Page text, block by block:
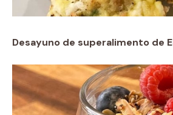
Desayuno de superalimento de